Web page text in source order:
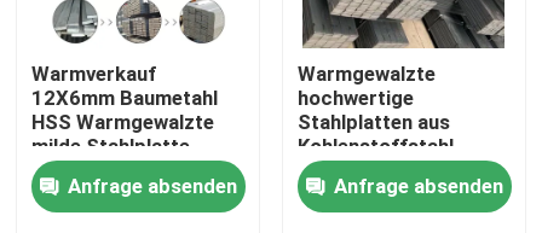
Über uns
Werksbesichtigung
Qualitätskontrolle
Warmverkauf
12X6mm Baumetahl
HSS Warmgewalzte
milde Stahlplatte
Stange Preis 6m
Galvanisierte
Flachfederstange
Anfrage absenden
Warmgewalzte
hochwertige
Stahlplatten aus
Kohlenstoffstahl
Ss400 S45c A36
S355jr 5160 1095
1080 65mn
Anfrage absenden